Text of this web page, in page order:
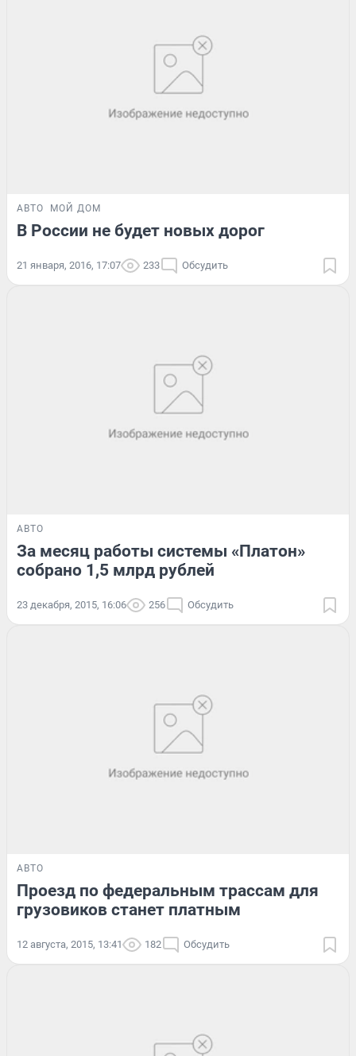
АВТО МОЙ ДОМ
В России не будет новых дорог
21 января, 2016, 17:07 233 Обсудить
АВТО
За месяц работы системы «Платон»
собрано 1,5 млрд рублей
23 декабря, 2015, 16:06 256 Обсудить
АВТО
Проезд по федеральным трассам для
грузовиков станет платным
12 августа, 2015, 13:41 182 Обсудить